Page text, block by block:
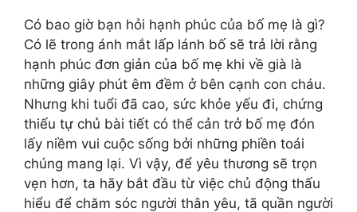
Có bao giờ bạn hỏi hạnh phúc của bố mẹ là gì?
Có lẽ trong ánh mắt lấp lánh bố sẽ trả lời rằng
hạnh phúc đơn giản của bố mẹ khi về già là
những giây phút êm đềm ở bên cạnh con cháu.
Nhưng khi tuổi đã cao, sức khỏe yếu đi, chứng
thiếu tự chủ bài tiết có thể cản trở bố mẹ đón
lấy niềm vui cuộc sống bởi những phiền toái
chúng mang lại. Vì vậy, để yêu thương sẽ trọn
vẹn hơn, ta hãy bắt đầu từ việc chủ động thấu
hiểu để chăm sóc người thân yêu, tã quần người